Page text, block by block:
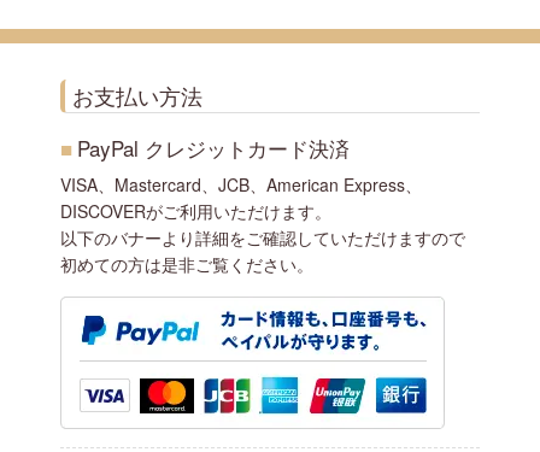
お支払い方法
■ PayPal クレジットカード決済
VISA、Mastercard、JCB、American Express、
DISCOVERがご利用いただけます。
以下のバナーより詳細をご確認していただけますので
初めての方は是非ご覧ください。